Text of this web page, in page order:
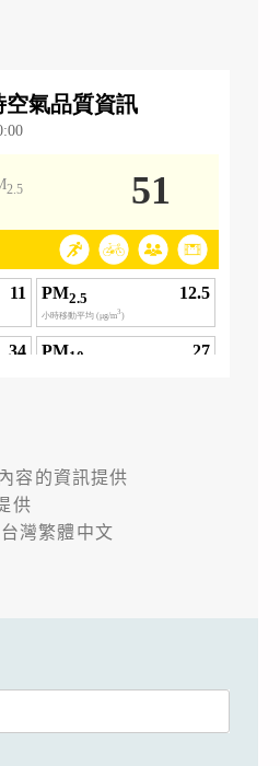
容的資訊提供
供
灣繁體中文